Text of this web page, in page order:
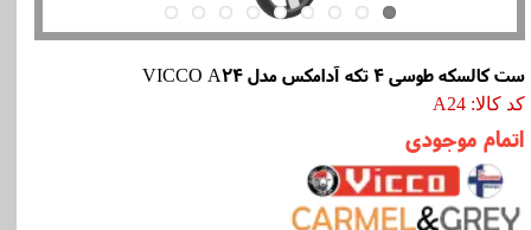
ست کالسکه طوسی 4 تکه آدامکس مدل VICCO A24
کد کالا: A24
اتمام موجودی